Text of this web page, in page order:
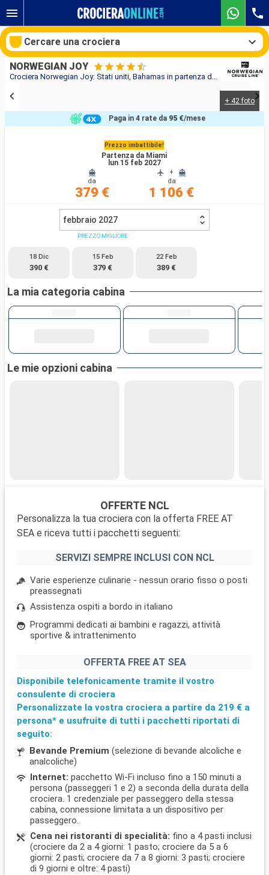
Crociera Norwegian Joy: Stati uniti, Bahamas in partenza da Miami
NORWEGIAN JOY
+ 42 foto
Prezzo imbattibile!
Partenza da Miami
lun 15 feb 2027
da
379 €
+
da
1 106 €
Paga in 4 rate da 95 €/mese
febbraio 2027
18 Dic
390 €
PREZZO MIGLIORE
15 Feb
379 €
22 Feb
389 €
La mia categoria cabina
Le mie opzioni cabina
OFFERTE NCL
Personalizza la tua crociera con la offerta FREE AT
SEA e riceva tutti i pacchetti seguenti:
SERVIZI SEMPRE INCLUSI CON NCL
Varie esperienze culinarie - nessun orario fisso o posti
preassegnati
Assistenza ospiti a bordo in italiano
Programmi dedicati ai bambini e ragazzi, attività
sportive & intrattenimento
OFFERTA FREE AT SEA
Disponibile telefonicamente tramite il vostro
consulente di crociera
Personalizzate la vostra crociera a partire da 219 € a
persona* e usufruite di tutti i pacchetti riportati di
seguito:
Bevande Premium (selezione di bevande alcoliche e
analcoliche)
Internet: pacchetto Wi-Fi incluso fino a 150 minuti a
persona (passeggeri 1 e 2) a seconda della durata della
crociera. 1 credenziale per passeggero della stessa
cabina, connessione limitata a un dispositivo per
passeggero.
Cena nei ristoranti di specialità: fino a 4 pasti inclusi
(crociere da 2 a 4 giorni: 1 pasto; crociere da 5 a 6
giorni: 2 pasti; crociere da 7 a 8 giorni: 3 pasti; crociere
di 9 giorni e oltre: 4 pasti)
Cercare una crociera
Compagnie
Ricerca